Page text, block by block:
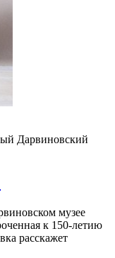
Дарвиновский
музее
к 150-летию
расскажет